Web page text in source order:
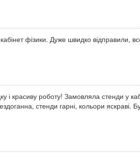
фізики. Дуже швидко відправили,
і красиву роботу! Замовляла стенди у
стенди гарні, кольори